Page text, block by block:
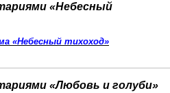
«Небесный
«Небесный тихоход»
«Любовь и голуби»